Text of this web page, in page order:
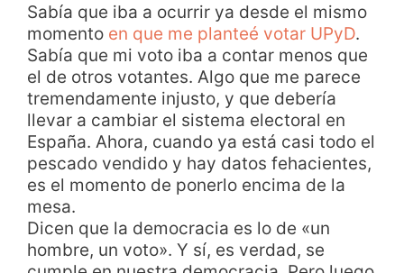
Sabía que iba a ocurrir ya desde el mismo
momento en que me planteé votar UPyD.
Sabía que mi voto iba a contar menos que
el de otros votantes. Algo que me parece
tremendamente injusto, y que debería
llevar a cambiar el sistema electoral en
España. Ahora, cuando ya está casi todo el
pescado vendido y hay datos fehacientes,
es el momento de ponerlo encima de la
mesa.
Dicen que la democracia es lo de «un
hombre, un voto». Y sí, es verdad, se